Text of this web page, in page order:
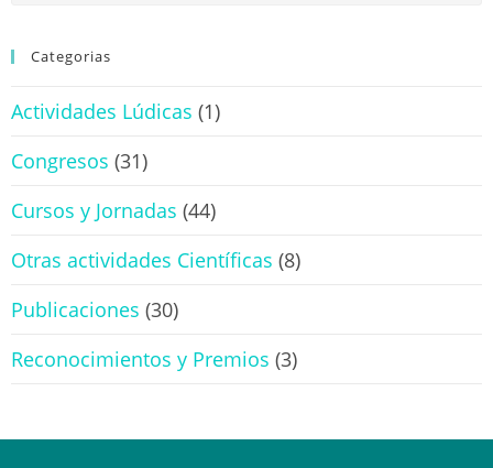
Categorias
Actividades Lúdicas (1)
Congresos (31)
Cursos y Jornadas (44)
Otras actividades Científicas (8)
Publicaciones (30)
Reconocimientos y Premios (3)